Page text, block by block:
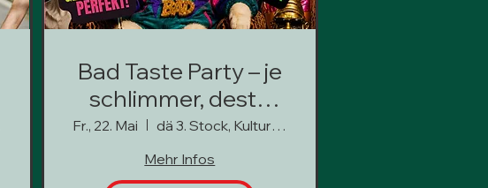
Bad Taste Party – je
schlimmer, desto
besser
Fr., 22. Mai
dä 3. Stock, Kultur hoch 3
Mehr Infos